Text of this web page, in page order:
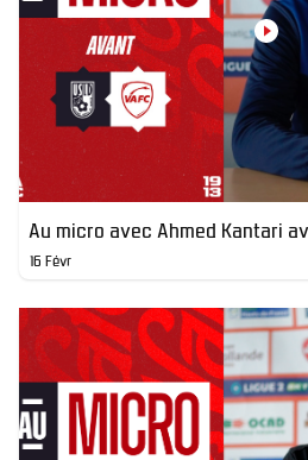
Au micro avec Ahmed Kantari
16 Févr